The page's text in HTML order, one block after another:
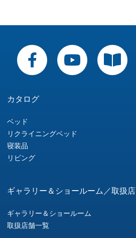
カタログ
ベッド
リクライニングベッド
寝装品
リビング
ギャラリー＆ショールーム／取扱店
ギャラリー＆ショールーム
取扱店舗一覧